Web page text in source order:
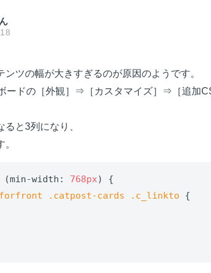
ツの幅が大きすぎるのが原因のようです。
ードの［外観］⇒［カスタマイズ］⇒［追加
と3列になり、
(min-width: 768px) {
forfront
.catpost-cards .c_linkto {